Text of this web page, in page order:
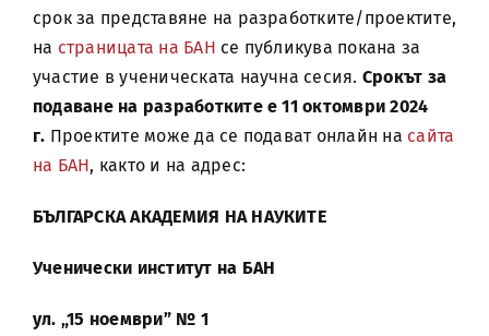
срок за представяне на разработките/проектите,
на страницата на БАН се публикува покана за
участие в ученическата научна сесия. Срокът за
подаване на разработките е 11 октомври 2024
г. Проектите може да се подават онлайн на сайта
на БАН, както и на адрес:
БЪЛГАРСКА АКАДЕМИЯ НА НАУКИТЕ
Ученически институт на БАН
ул. „15 ноември” № 1